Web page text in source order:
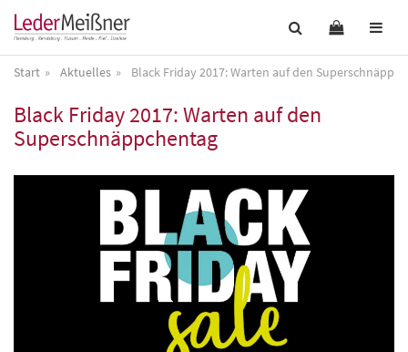
Start Aktuelles Black Friday 2017: Warten auf den
Black Friday 2017: Warten auf den
Superschnäppchentag